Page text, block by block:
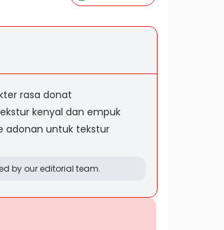
rasa donat
kenyal dan empuk
adonan untuk tekstur
by our editorial team.